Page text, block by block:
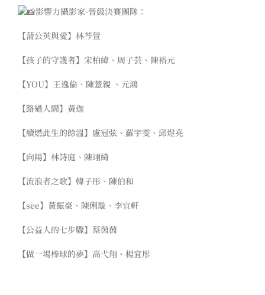
影響力攝影家-晉級決賽團隊：
【蒲公英與愛】林芩萱
【孩子的守護者】宋柏緯、周子芸、陳裕元
【YOU】王逸倫、陳薏親 、元鴻
【路過人間】黃迦
【續燃此生的餘溫】盧冠弦、羅宇雯、邱煜堯
【向陽】林詩庭、陳翊綺
【流浪者之歌】韓子彤、陳伯和
【see】黃振豪、陳俐璇、李宜軒
【公益人的七步驟】蔡茵茵
【做一場棒球的夢】高弋翔、楊宜彤